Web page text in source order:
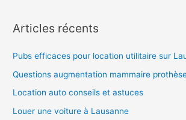
Lausanne
h
r
c
h
Articles récents
Pubs efficaces pour location utilitaire sur
Questions augmentation mammaire
Location auto conseils et astuces
Louer une voiture à Lausanne